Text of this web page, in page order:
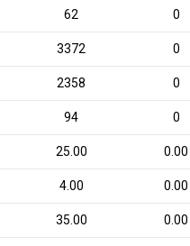
62 0
3372 0
2358 0
94 0
25.00 0.00
4.00 0.00
35.00 0.00